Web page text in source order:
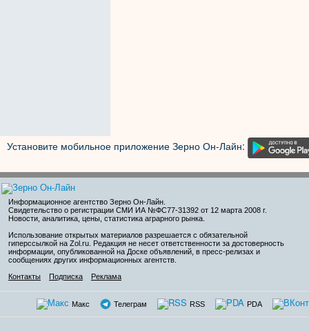
Установите мобильное приложение Зерно Он-Лайн:
Информационное агентство Зерно Он-Лайн
Свидетельство о регистрации СМИ ИА №ФС77-31392 от 12 марта 2008 г.
Новости, аналитика, цены, статистика аграрного рынка.
Использование открытых материалов разрешается с обязательной
гиперссылкой на Zol.ru. Редакция не несет ответственности за достоверность
информации, опубликованной на Доске объявлений, в пресс-релизах и
сообщениях других информационных агентств.
Контакты
Подписка Реклама
Макс Телеграм RSS PDA